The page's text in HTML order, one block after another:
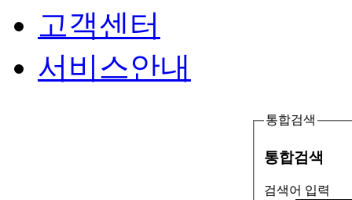
고객센터
서비스안내
통합검색
통합검색
검색어 입력